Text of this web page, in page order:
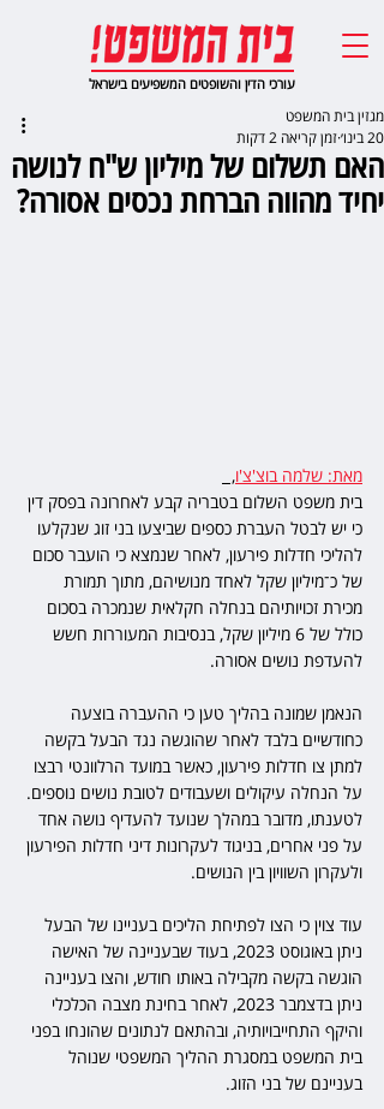
עורכי הדין והשופטים המשפיעים בישראל
האם תשלום של מיליון ש"ח לנושה
יחיד מהווה הברחת נכסים אסורה?
מגזין בית המשפט
20 בינו׳
זמן קריאה 2 דקות
מאת: שלמה בוצ'צ'ו,
בית משפט השלום בטבריה קבע לאחרונה בפסק דין
כי יש לבטל העברת כספים שביצעו בני זוג שנקלעו
להליכי חדלות פירעון, לאחר שנמצא כי הועבר סכום
של כ־מיליון שקל לאחד מנושיהם, מתוך תמורת
מכירת זכויותיהם בנחלה חקלאית שנמכרה בסכום
כולל של 6 מיליון שקל, בנסיבות המעוררות חשש
להעדפת נושים אסורה.
הנאמן שמונה בהליך טען כי ההעברה בוצעה
כחודשיים בלבד לאחר שהוגשה נגד הבעל בקשה
למתן צו חדלות פירעון, כאשר במועד הרלוונטי רבצו
על הנחלה עיקולים ושעבודים לטובת נושים נוספים.
לטענתו, מדובר במהלך שנועד להעדיף נושה אחד
על פני אחרים, בניגוד לעקרונות דיני חדלות הפירעון
ולעקרון השוויון בין הנושים.
עוד צוין כי הצו לפתיחת הליכים בעניינו של הבעל
ניתן באוגוסט 2023, בעוד שבעניינה של האישה
הוגשה בקשה מקבילה באותו חודש, והצו בעניינה
ניתן בדצמבר 2023, לאחר בחינת מצבה הכלכלי
והיקף התחייבויותיה, ובהתאם לנתונים שהונחו בפני
בית המשפט במסגרת ההליך המשפטי שנוהל
בעניינם של בני הזוג.